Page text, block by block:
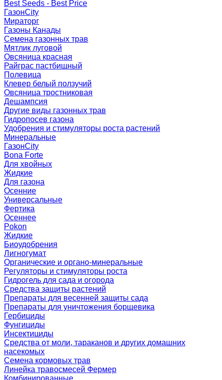
Best Seeds - Best Price
ГазонCity
Мираторг
Газоны Канады
Семена газонных трав
Мятлик луговой
Овсяница красная
Райграс пастбищный
Полевица
Клевер белый ползучий
Овсяница тростниковая
Дешампсия
Другие виды газонных трав
Гидропосев газона
Удобрения и стимуляторы роста растений
Минеральные
ГазонCity
Bona Forte
Для хвойных
Жидкие
Для газона
Осенние
Универсальные
Фертика
Осеннее
Pokon
Жидкие
Биоудобрения
Лигногумат
Органические и органо-минеральные
Регуляторы и стимуляторы роста
Гидрогель для сада и огорода
Средства защиты растений
Препараты для весенней защиты сада
Препараты для уничтожения борщевика
Гербициды
Фунгициды
Инсектициды
Средства от моли, тараканов и других домашних
насекомых
Семена кормовых трав
Линейка травосмесей Фермер
Комбинированные